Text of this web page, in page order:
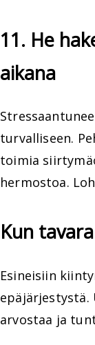
11. He
aikana
turvalliseen.
toimia
hermostoa.
Kun
Esineisiin
epäjärjestystä.
arvostaa ja